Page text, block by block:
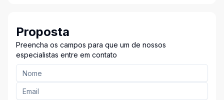
Proposta
Preencha os campos para que um de nossos
especialistas entre em contato